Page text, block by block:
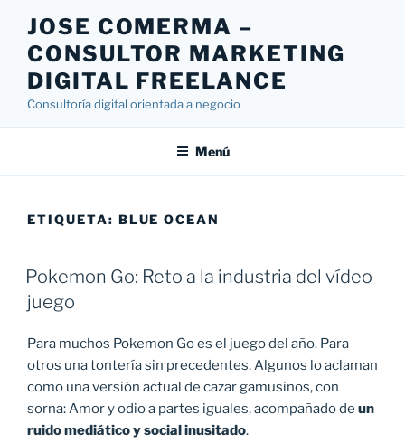
contenido
JOSE COMERMA –
CONSULTOR MARKETING
DIGITAL FREELANCE
Consultoría digital orientada a negocio
Menú
ETIQUETA: BLUE OCEAN
Pokemon Go: Reto a la industria del vídeo
juego
Para muchos Pokemon Go es el juego del año. Para
otros una tontería sin precedentes. Algunos lo aclaman
como una versión actual de cazar gamusinos, con
sorna: Amor y odio a partes iguales, acompañado de un
ruido mediático y social inusitado.